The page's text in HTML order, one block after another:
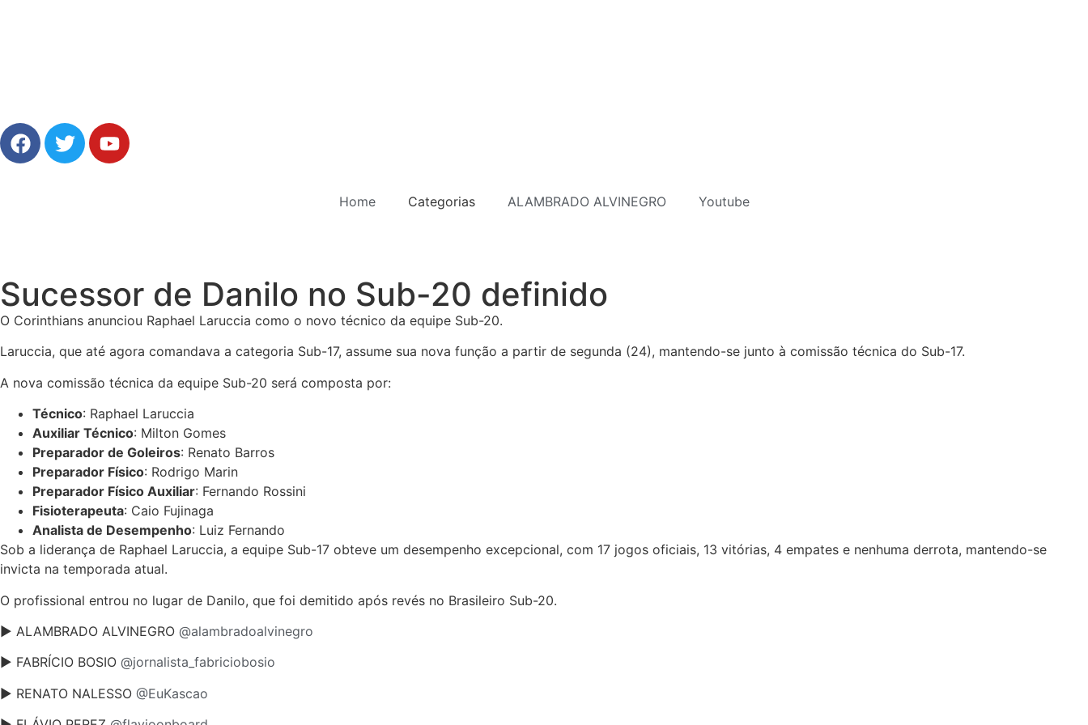
Home Categorias ALAMBRADO ALVINEGRO Youtube
Sucessor de Danilo no Sub-20 definido
O Corinthians anunciou Raphael Laruccia como o novo técnico da equipe Sub-20.
Laruccia, que até agora comandava a categoria Sub-17, assume sua nova função a partir de segunda (24), mantendo-se junto à comissão técnica do Sub-17.
A nova comissão técnica da equipe Sub-20 será composta por:
Técnico: Raphael Laruccia
Auxiliar Técnico: Milton Gomes
Preparador de Goleiros: Renato Barros
Preparador Físico: Rodrigo Marin
Preparador Físico Auxiliar: Fernando Rossini
Fisioterapeuta: Caio Fujinaga
Analista de Desempenho: Luiz Fernando
Sob a liderança de Raphael Laruccia, a equipe Sub-17 obteve um desempenho excepcional, com 17 jogos oficiais, 13 vitórias, 4 empates e nenhuma derrota, mantendo-se
invicta na temporada atual.
O profissional entrou no lugar de Danilo, que foi demitido após revés no Brasileiro Sub-20.
► ALAMBRADO ALVINEGRO @alambradoalvinegro
► FABRÍCIO BOSIO @jornalista_fabriciobosio
► RENATO NALESSO @EuKascao